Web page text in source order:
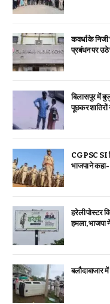
कवर्धा के
प्रबंधन पर
बिलासपुर में
पूछकर शातिरों
CGPSC SI
भाजपा ने
हरेली पोस्टर
हमला, भाजपा
बलौदाबाजार